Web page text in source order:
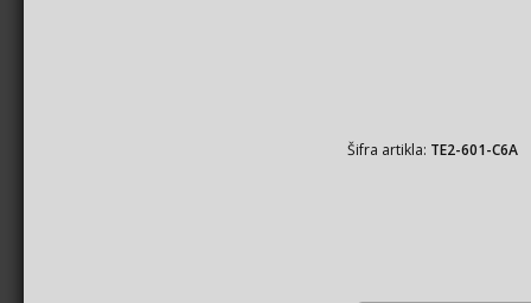
Šifra artikla: TE2-601-C6A